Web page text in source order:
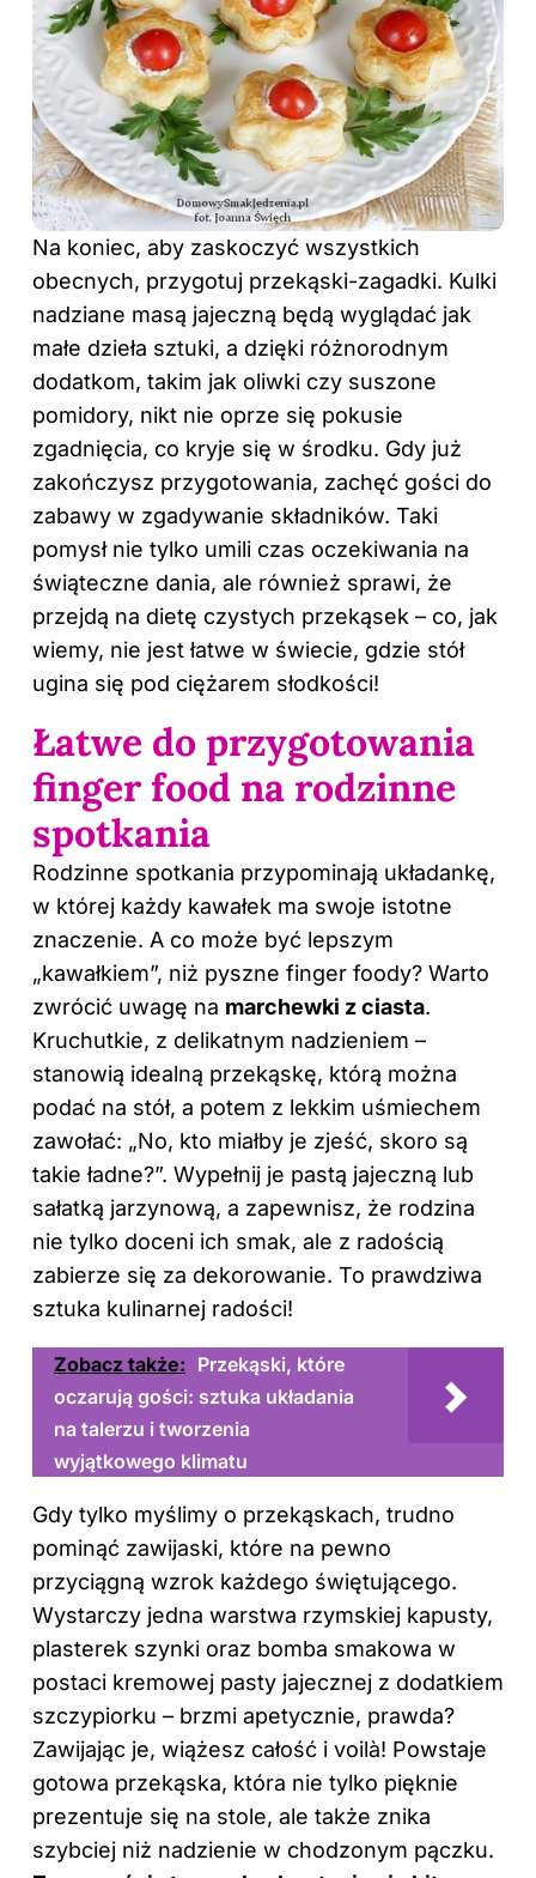
Na koniec, aby zaskoczyć wszystkich
obecnych, przygotuj przekąski-zagadki. Kulki
nadziane masą jajeczną będą wyglądać jak
małe dzieła sztuki, a dzięki różnorodnym
dodatkom, takim jak oliwki czy suszone
pomidory, nikt nie oprze się pokusie
zgadnięcia, co kryje się w środku. Gdy już
zakończysz przygotowania, zachęć gości do
zabawy w zgadywanie składników. Taki
pomysł nie tylko umili czas oczekiwania na
świąteczne dania, ale również sprawi, że
przejdą na dietę czystych przekąsek – co, jak
wiemy, nie jest łatwe w świecie, gdzie stół
ugina się pod ciężarem słodkości!
Łatwe do przygotowania
finger food na rodzinne
spotkania
Rodzinne spotkania przypominają układankę,
w której każdy kawałek ma swoje istotne
znaczenie. A co może być lepszym
„kawałkiem”, niż pyszne finger foody? Warto
zwrócić uwagę na marchewki z ciasta.
Kruchutkie, z delikatnym nadzieniem –
stanowią idealną przekąskę, którą można
podać na stół, a potem z lekkim uśmiechem
zawołać: „No, kto miałby je zjeść, skoro są
takie ładne?”. Wypełnij je pastą jajeczną lub
sałatką jarzynową, a zapewnisz, że rodzina
nie tylko doceni ich smak, ale z radością
zabierze się za dekorowanie. To prawdziwa
sztuka kulinarnej radości!
Zobacz także: Przekąski, które
oczarują gości: sztuka układania
na talerzu i tworzenia
wyjątkowego klimatu
Gdy tylko myślimy o przekąskach, trudno
pominąć zawijaski, które na pewno
przyciągną wzrok każdego świętującego.
Wystarczy jedna warstwa rzymskiej kapusty,
plasterek szynki oraz bomba smakowa w
postaci kremowej pasty jajecznej z dodatkiem
szczypiorku – brzmi apetycznie, prawda?
Zawijając je, wiążesz całość i voilà! Powstaje
gotowa przekąska, która nie tylko pięknie
prezentuje się na stole, ale także znika
szybciej niż nadzienie w chodzonym pączku.